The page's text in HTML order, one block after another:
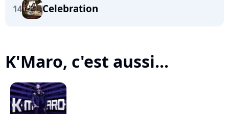
14 Celebration
K'Maro, c'est aussi...